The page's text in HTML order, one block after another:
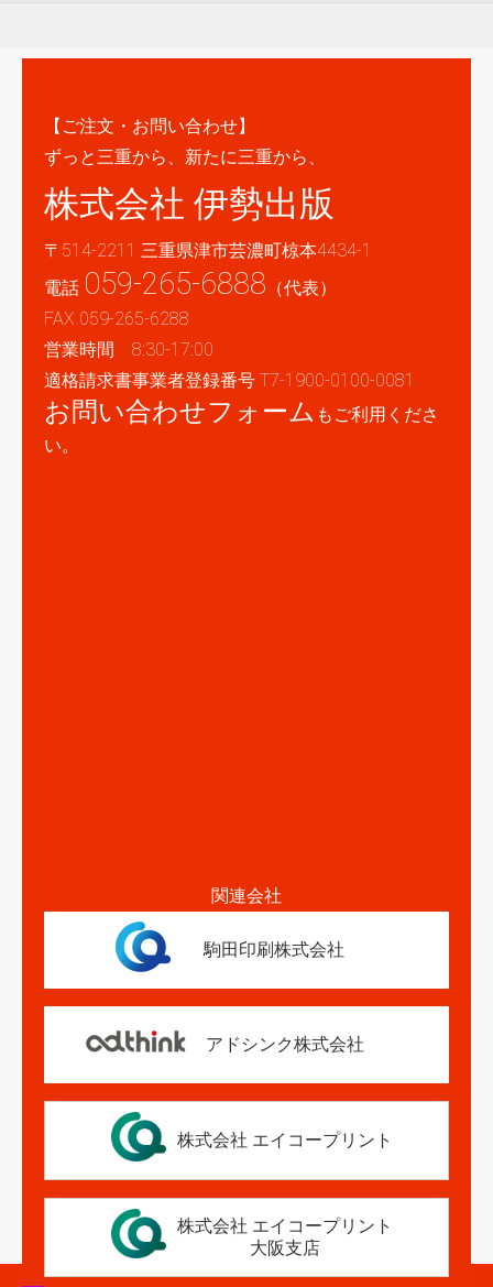
【ご注文・お問い合わせ】
ずっと三重から、新たに三重から、
株式会社 伊勢出版
〒514-2211 三重県津市芸濃町椋本4434-1
電話 059-265-6888 （代表）
FAX 059-265-6288
営業時間 8:30-17:00
適格請求書事業者登録番号 T7-1900-0100-0081
お問い合わせフォーム もご利用くださ
い。
関連会社
駒田印刷株式会社
アドシンク株式会社
株式会社 エイコープリント
株式会社 エイコープリント
大阪支店